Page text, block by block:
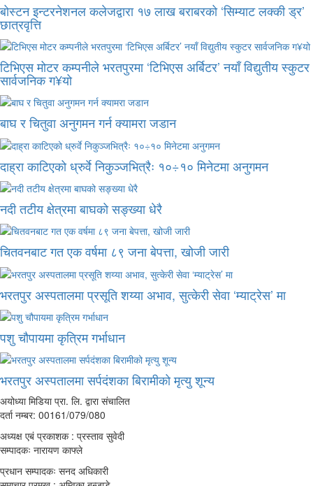
बोस्टन इन्टरनेशनल कलेजद्वारा १७ लाख बराबरको ‘सिम्याट लक्की ड्र’
छात्रवृत्ति
टिभिएस मोटर कम्पनीले भरतपुरमा ‘टिभिएस अर्बिटर’ नयाँ विद्युतीय स्कुटर
सार्वजनिक ग¥यो
बाघ र चितुवा अनुगमन गर्न क्यामरा जडान
दाह्रा काटिएको ध्रुर्वे निकुञ्जभित्रैः १०÷१० मिनेटमा अनुगमन
नदी तटीय क्षेत्रमा बाघको सङ्ख्या धेरै
चितवनबाट गत एक वर्षमा ८९ जना बेपत्ता, खोजी जारी
भरतपुर अस्पतालमा प्रसूति शय्या अभाव, सुत्केरी सेवा ‘म्याट्रेस’ मा
पशु चौपायमा कृत्रिम गर्भाधान
भरतपुर अस्पतालमा सर्पदंशका बिरामीको मृत्यु शून्य
अयोध्या मिडिया प्रा. लि. द्वारा संचालित
दर्ता नम्बर: 00161/079/080
अध्यक्ष एबं प्रकाशक : प्रस्ताव सुवेदी
सम्पादकः नारायण काफ्ले
प्रधान सम्पादकः सनद अधिकारी